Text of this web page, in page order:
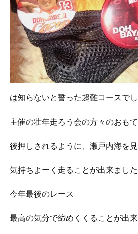
は知らないと誓った超難コースで
主催の壮年走ろう会の方々のおも
後押しされるように、瀬戸内海を
気持ちよーく走ることが出来ました
今年最後のレース
最高の気分で締めくくることが出